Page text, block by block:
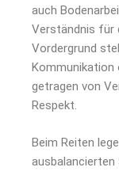
auch
Verständnis für
Vordergrund
Kommunikation
getragen von
Respekt.
Beim Reiten
ausbalancierten